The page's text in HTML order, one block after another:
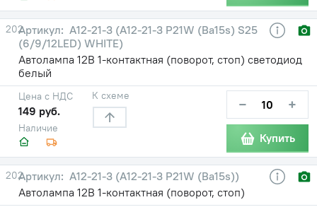
202
А12-21-3 (А12-21-3 P21W (Ba15s) S25
(6/9/12LED) WHITE)
Автолампа 12В 1-контактная (поворот, стоп) светодиод
белый
Наличие
Цена с НДС
149 руб.
К схеме − +
Купить
202
А12-21-3 (А12-21-3 P21W (Ba15s))
Автолампа 12В 1-контактная (поворот, стоп)